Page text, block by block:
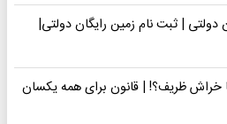
دولتی | ثبت نام زمین رایگان دولتی|
خراش ظریف؟! | قانون برای همه یکسان